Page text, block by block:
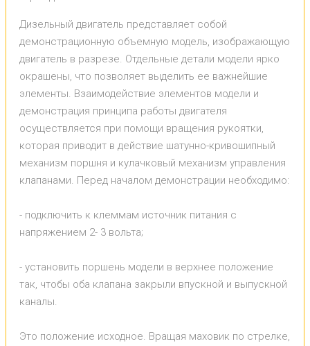
Дизельный двигатель представляет собой
демонстрационную объемную модель, изображающую
двигатель в разрезе. Отдельные детали модели ярко
окрашены, что позволяет выделить ее важнейшие
элементы. Взаимодействие элементов модели и
демонстрация принципа работы двигателя
осуществляется при помощи вращения рукоятки,
которая приводит в действие шатунно-кривошипный
механизм поршня и кулачковый механизм управления
клапанами. Перед началом демонстрации необходимо:
- подключить к клеммам источник питания с
напряжением 2- 3 вольта;
- установить поршень модели в верхнее положение
так, чтобы оба клапана закрыли впускной и выпускной
каналы.
Это положение исходное. Вращая маховик по стрелке,